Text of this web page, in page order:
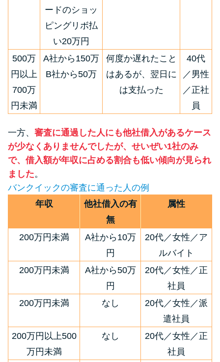
ードのショッ
ピングリボ払
い20万円
500万
円以上
700万
円未満
A社から150万
B社から50万
何度か遅れたこと
はあるが、翌日に
は支払った
40代
／男性
／正社
員
一方、 審査に通過した人にも他社借入があるケース
が少なくありませんでしたが、せいぜい1社のみ
で、借入額が年収に占める割合も低い傾向が見られ
ました。
バンクイックの審査に通った人の例
年収
他社借入の有
無
属性
200万円未満
A社から10万
円
20代／女性／ア
ルバイト
200万円未満
A社から50万
円
20代／女性／正
社員
200万円未満
なし
20代／女性／派
遣社員
200万円以上500
万円未満
なし
20代／女性／正
社員